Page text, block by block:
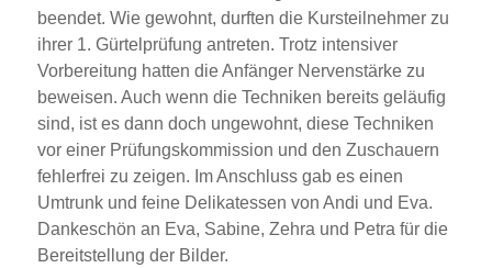
beendet. Wie gewohnt, durften die Kursteilnehmer zu
ihrer 1. Gürtelprüfung antreten. Trotz intensiver
Vorbereitung hatten die Anfänger Nervenstärke zu
beweisen. Auch wenn die Techniken bereits geläufig
sind, ist es dann doch ungewohnt, diese Techniken
vor einer Prüfungskommission und den Zuschauern
fehlerfrei zu zeigen. Im Anschluss gab es einen
Umtrunk und feine Delikatessen von Andi und Eva.
Dankeschön an Eva, Sabine, Zehra und Petra für die
Bereitstellung der Bilder.